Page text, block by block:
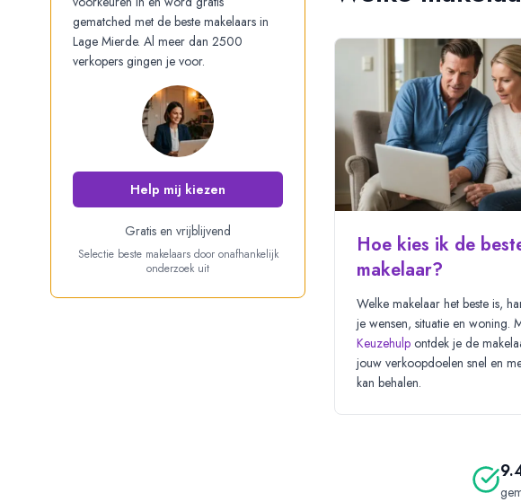
gematched met de beste makelaars in
Lage Mierde. Al meer dan 2500
verkopers gingen je voor.
Help mij kiezen
Gratis en vrijblijvend
Selectie beste makelaars door onafhankelijk
onderzoek uit
Hoe kies ik de
makelaar?
Welke makelaar het beste is,
je wensen, situatie en woning.
Keuzehulp ontdek je de
jouw verkoopdoelen snel en
kan behalen.